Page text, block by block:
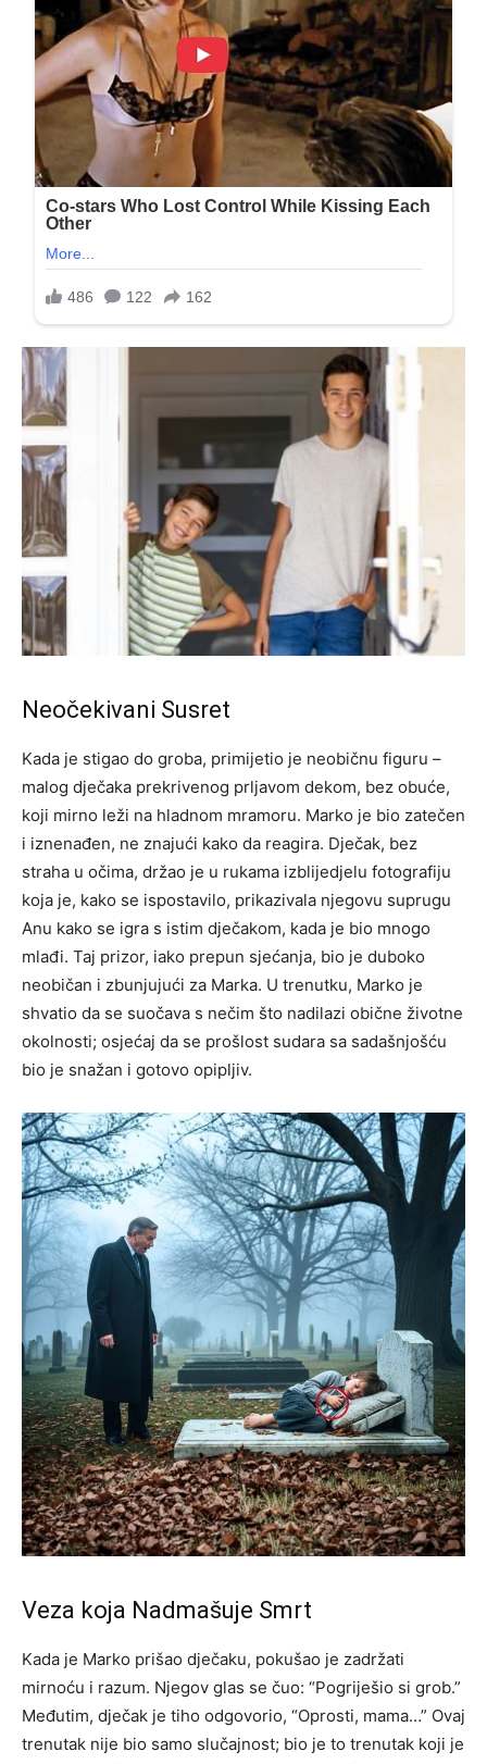
Neočekivani Susret
Kada je stigao do groba, primijetio je neobičnu figuru –
malog dječaka prekrivenog prljavom dekom, bez obuće,
koji mirno leži na hladnom mramoru. Marko je bio zatečen
i iznenađen, ne znajući kako da reagira. Dječak, bez
straha u očima, držao je u rukama izblijedjelu fotografiju
koja je, kako se ispostavilo, prikazivala njegovu suprugu
Anu kako se igra s istim dječakom, kada je bio mnogo
mlađi. Taj prizor, iako prepun sjećanja, bio je duboko
neobičan i zbunjujući za Marka. U trenutku, Marko je
shvatio da se suočava s nečim što nadilazi obične životne
okolnosti; osjećaj da se prošlost sudara sa sadašnjošću
bio je snažan i gotovo opipljiv.
Veza koja Nadmašuje Smrt
Kada je Marko prišao dječaku, pokušao je zadržati
mirnoću i razum. Njegov glas se čuo: “Pogriješio si grob.”
Međutim, dječak je tiho odgovorio, “Oprosti, mama…” Ovaj
trenutak nije bio samo slučajnost; bio je to trenutak koji je